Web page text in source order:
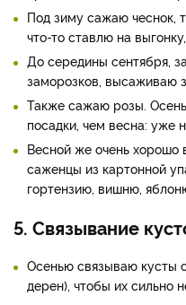
Под зиму сажаю чеснок,
что-то ставлю на
До середины сентября,
заморозков, высаживаю
Также сажаю розы.
посадки, чем весна: уже
Весной же очень хорошо
саженцы из картонной
гортензию, вишню,
5. Связывание
Осенью связываю кусты
дерен), чтобы их сильно